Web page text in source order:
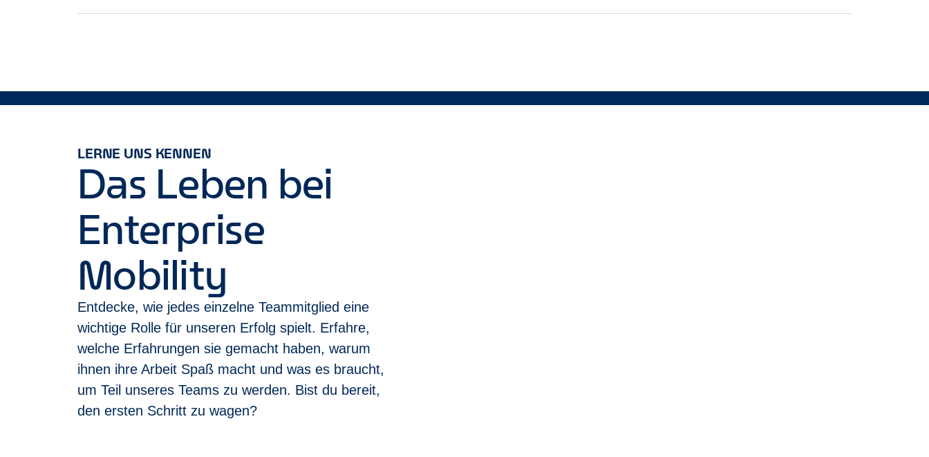
Teilnahme an zahlreichen Veranstaltungen, einem Mitarbeiterempfehlungsprogramm und weiteren Mitarbeitervergünstigungen
Bitte informiere uns, wenn du Ausnahmen oder Unterstützung benötigst, um an unserem Einstellungsprozess teilzunehmen.
LERNE UNS KENNEN
Das Leben bei
Enterprise
Mobility
Entdecke, wie jedes einzelne Teammitglied eine
wichtige Rolle für unseren Erfolg spielt. Erfahre,
welche Erfahrungen sie gemacht haben, warum
ihnen ihre Arbeit Spaß macht und was es braucht,
um Teil unseres Teams zu werden. Bist du bereit,
den ersten Schritt zu wagen?